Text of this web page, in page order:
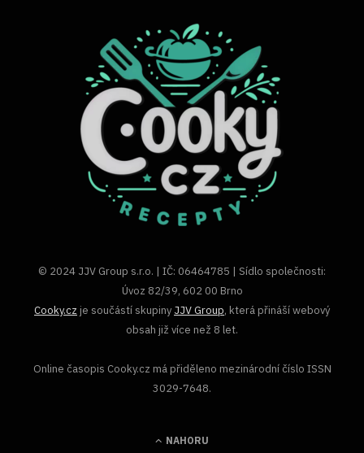
© 2024 JJV Group s.r.o. | IČ: 06464785 | Sídlo společnosti:
Úvoz 82/39, 602 00 Brno
Cooky.cz je součástí skupiny JJV Group, která přináší webový
obsah již více než 8 let.
Online časopis Cooky.cz má přiděleno mezinárodní číslo ISSN
3029-7648.
NAHORU